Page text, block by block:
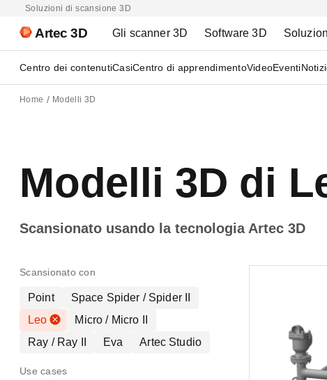
Soluzioni di scansione 3D
Artec 3D Gli scanner 3D Software 3D
Centro dei contenutiCasiCentro di apprendimentoVideoEventi
Home Modelli 3D
Modelli 3D di
Scansionato usando la tecnologia Artec 3D
Scansionato con
Point
Space Spider / Spider II
Leo
Micro / Micro II
Ray / Ray II
Eva Artec Studio
Use cases